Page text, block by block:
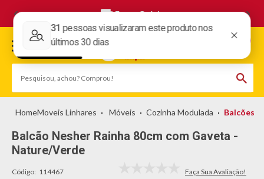
Frete Grátis
Moveis Linhares Móveis Cozinha Modulada Balcões
Balcão Nesher Rainha 80cm com Gaveta -
Nature/Verde
Código: 114467